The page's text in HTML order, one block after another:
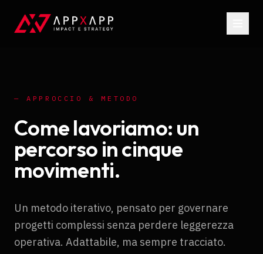
—APPROCCIO & METODO
Come lavoriamo: un
percorso in cinque
movimenti.
Un metodo iterativo, pensato per governare
progetti complessi senza perdere leggerezza
operativa. Adattabile, ma sempre tracciato.